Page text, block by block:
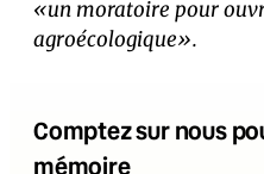
«un moratoire pour
agroécologique».
Comptez sur nous
mémoire